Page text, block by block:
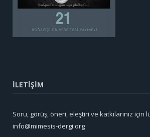
İLETİŞİM
Soru, görüş, öneri, eleştiri ve katkılarınız için
info@mimesis-dergi.org